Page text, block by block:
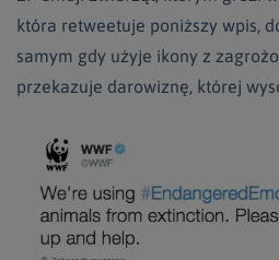
która retweetuje poniższy wpis,
samym gdy użyje ikony z
przekazuje darowiznę, której